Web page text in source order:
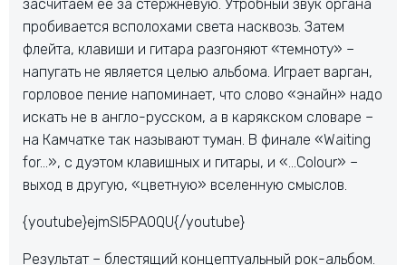
засчитаем её за стержневую. Утробный звук органа
пробивается всполохами света насквозь. Затем
флейта, клавиши и гитара разгоняют «темноту» –
напугать не является целью альбома. Играет варган,
горловое пение напоминает, что слово «энайн» надо
искать не в англо-русском, а в карякском словаре –
на Камчатке так называют туман. В финале «Waiting
for…», с дуэтом клавишных и гитары, и «…Colour» –
выход в другую, «цветную» вселенную смыслов.
{youtube}ejmSI5PAOQU{/youtube}
Результат – блестящий концептуальный рок-альбом.